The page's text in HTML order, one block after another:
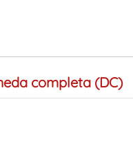
completa (DC)